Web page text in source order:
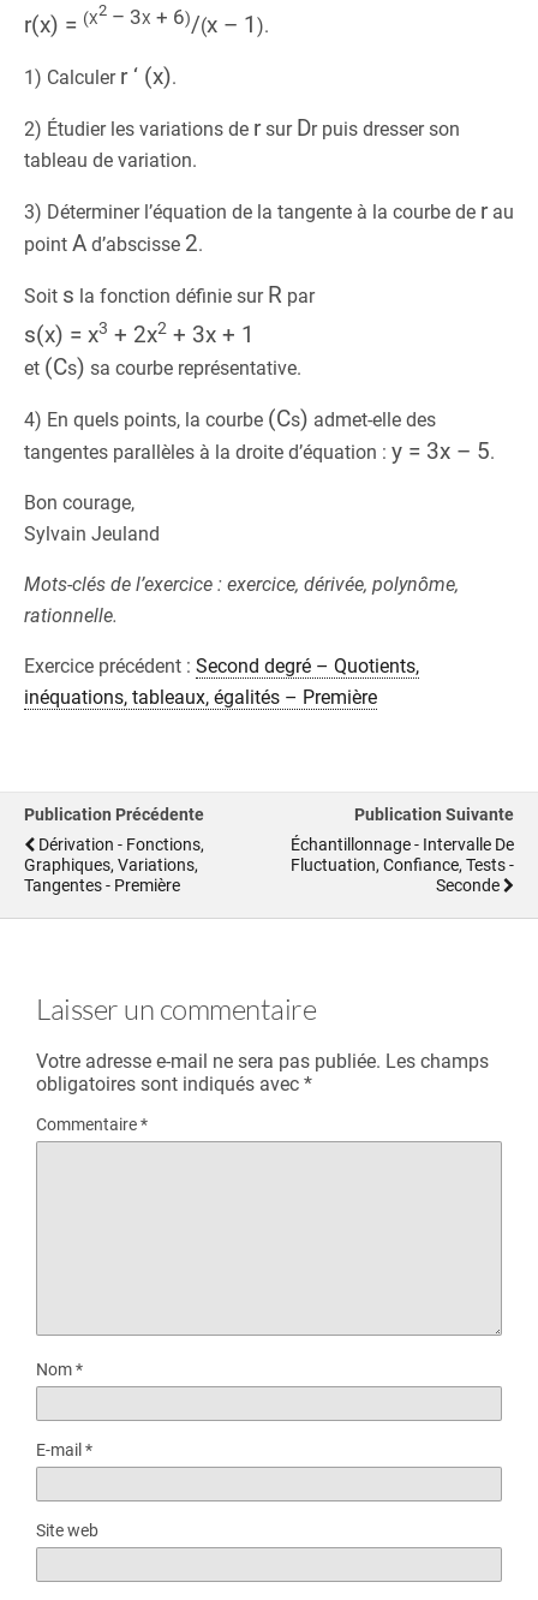
r(x) = (x2 – 3x + 6)/(x – 1 ).
1) Calculer r ‘ (x).
2) Étudier les variations de rsur Drpuis dresser son
tableau de variation.
3) Déterminer l’équation de la tangente à la courbe de rau
point A d’abscisse 2.
Soit s la fonction définie sur R par
s(x) = x3 + 2x2 + 3x + 1
et (Cs) sa courbe représentative.
4) En quels points, la courbe (Cs) admet-elle des
tangentes parallèles à la droite d’équation : y = 3x – 5.
Bon courage,
Sylvain Jeuland
Mots-clés de l’exercice : exercice, dérivée, polynôme,
rationnelle.
Exercice précédent : Second degré – Quotients,
inéquations, tableaux, égalités – Première
Publication Précédente
Dérivation - Fonctions,
Graphiques, Variations,
Tangentes - Première
Publication Suivante
Échantillonnage - Intervalle De
Fluctuation, Confiance, Tests -
Seconde
Laisser un commentaire
Votre adresse e-mail ne sera pas publiée. Les champs
obligatoires sont indiqués avec *
Commentaire*
Nom*
E-mail*
Site web